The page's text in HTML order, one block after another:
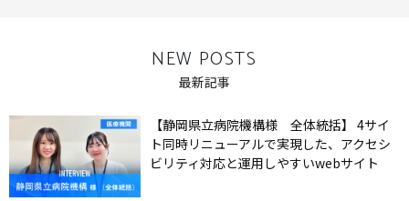
NEW POSTS
最新記事
【静岡県立病院機構様 全体統括】 4サイ
ト同時リニューアルで実現した、アクセシ
ビリティ対応と運用しやすいwebサイト